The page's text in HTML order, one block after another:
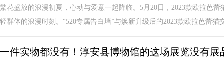
繁花盛放的浪漫初夏，心动与爱意一起降临。5月20日，2023款欧拉芭
轻群体的浪漫时刻。“520专属告白墙”与焕新升级后的2023款欧拉芭蕾猫
一件实物都没有！淳安县博物馆的这场展览没有展